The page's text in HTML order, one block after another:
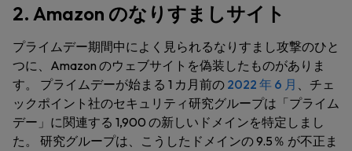
2. Amazon のなりすましサイト
プライムデー期間中によく見られるなりすまし攻撃のひと
つに、Amazon のウェブサイトを偽装したものがありま
す。 プライムデーが始まる 1 カ月前の 2022 年 6 月 、チェ
ックポイント社のセキュリティ研究グループは「プライム
デー」に関連する 1,900 の新しいドメインを特定しまし
た。 研究グループは、こうしたドメインの 9.5％ が不正ま